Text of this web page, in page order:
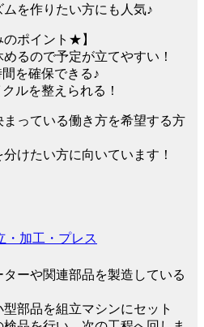
ムを作りたい方にも人気♪
のポイント★】
るので予定が立てやすい！
を確保できる♪
ルを整えられる！
まっている働き方を希望する方
けたい方に向いています！
・加工・プレス
ーや関連部品を製造している
型部品を組立マシンにセット